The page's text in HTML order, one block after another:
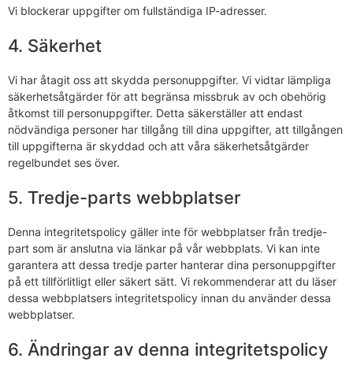
Vi blockerar uppgifter om fullständiga IP-adresser.
4. Säkerhet
Vi har åtagit oss att skydda personuppgifter. Vi vidtar lämpliga
säkerhetsåtgärder för att begränsa missbruk av och obehörig
åtkomst till personuppgifter. Detta säkerställer att endast
nödvändiga personer har tillgång till dina uppgifter, att tillgången
till uppgifterna är skyddad och att våra säkerhetsåtgärder
regelbundet ses över.
5. Tredje-parts webbplatser
Denna integritetspolicy gäller inte för webbplatser från tredje-
part som är anslutna via länkar på vår webbplats. Vi kan inte
garantera att dessa tredje parter hanterar dina personuppgifter
på ett tillförlitligt eller säkert sätt. Vi rekommenderar att du läser
dessa webbplatsers integritetspolicy innan du använder dessa
webbplatser.
6. Ändringar av denna integritetspolicy